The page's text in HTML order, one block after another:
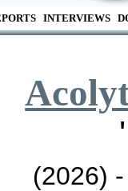
INTERVIEWS
(2026)